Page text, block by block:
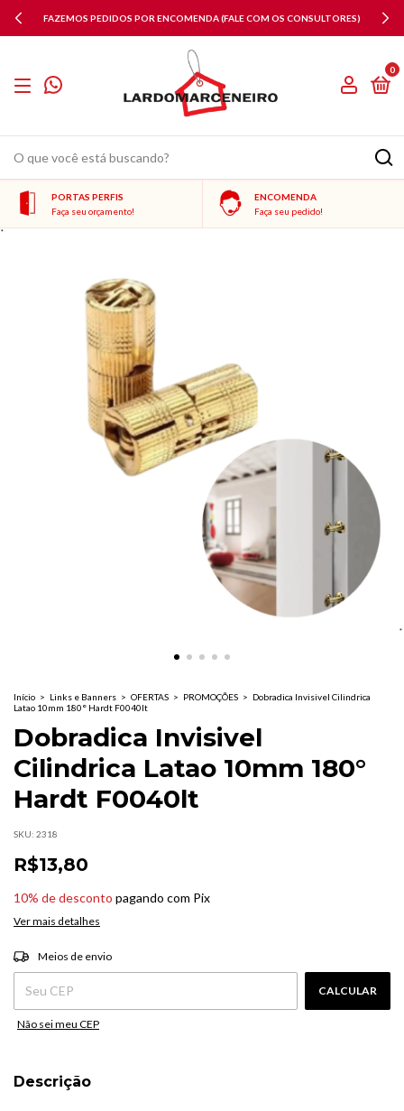
FAZEMOS PEDIDOS POR ENCOMENDA (FALE COM OS CONSULTORES)
0
PORTAS PERFIS
Faça seu orçamento!
ENCOMENDA
Faça seu pedido!
Início > Links e Banners > OFERTAS > PROMOÇÕES > Dobradica Invisivel Cilindrica
Latao 10mm 180° Hardt F0040lt
Dobradica Invisivel
Cilindrica Latao 10mm 180°
Hardt F0040lt
SKU: 2318
R$13,80
10% de desconto pagando com Pix
Ver mais detalhes
Entregas para o CEP:
Meios de envio
CALCULAR
Não sei meu CEP
Descrição